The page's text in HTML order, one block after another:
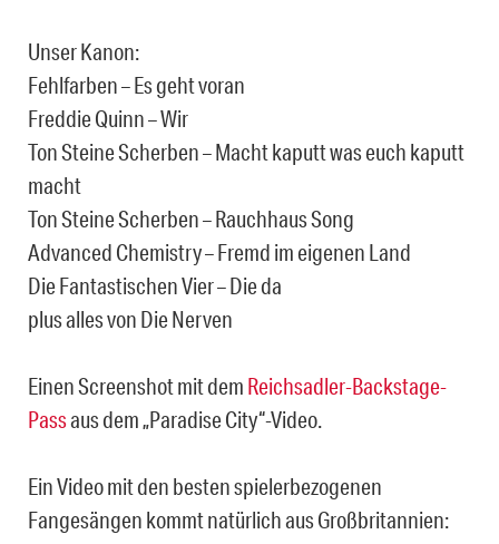
Unser Kanon:
Fehlfarben – Es geht voran
Freddie Quinn – Wir
Ton Steine Scherben – Macht kaputt was euch kaputt
macht
Ton Steine Scherben – Rauchhaus Song
Advanced Chemistry – Fremd im eigenen Land
Die Fantastischen Vier – Die da
plus alles von Die Nerven
Einen Screenshot mit dem Reichsadler-Backstage-
Passaus dem „Paradise City“-Video.
Ein Video mit den besten spielerbezogenen
Fangesängen kommt natürlich aus Großbritannien: